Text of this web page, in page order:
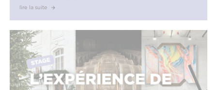
lire la suite